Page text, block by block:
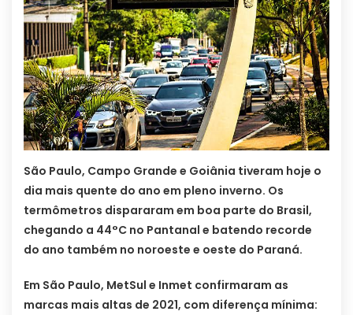
São Paulo, Campo Grande e Goiânia tiveram hoje o
dia mais quente do ano em pleno inverno. Os
termômetros dispararam em boa parte do Brasil,
chegando a 44°C no Pantanal e batendo recorde
do ano também no noroeste e oeste do Paraná.
Em São Paulo, MetSul e Inmet confirmaram as
marcas mais altas de 2021, com diferença mínima: